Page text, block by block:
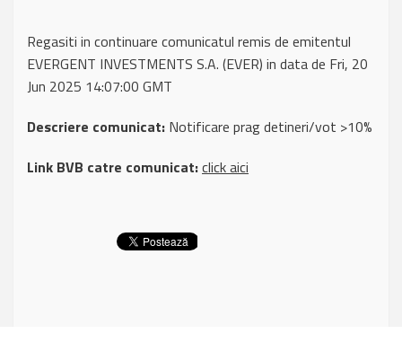
Regasiti in continuare comunicatul remis de emitentul
EVERGENT INVESTMENTS S.A. (EVER) in data de Fri, 20
Jun 2025 14:07:00 GMT
Descriere comunicat: Notificare prag detineri/vot >10%
Link BVB catre comunicat:click aici